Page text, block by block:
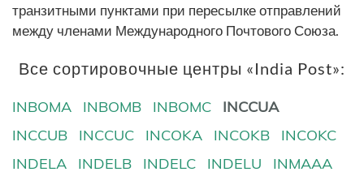
транзитными пунктами при пересылке отправлений
между членами Международного Почтового Союза.
Все сортировочные центры «India Post»:
INBOMA INBOMB INBOMC
INCCUA
INCCUB
INCCUC INCOKA INCOKB
INCOKC
INDELA
INDELB INDELC INDELU
INMAAA